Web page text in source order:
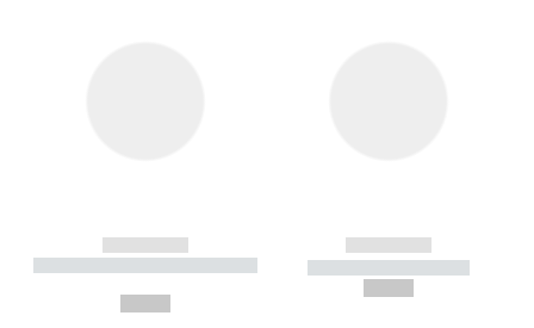
------------
----------- ----------- --------
------------
----------- -----------